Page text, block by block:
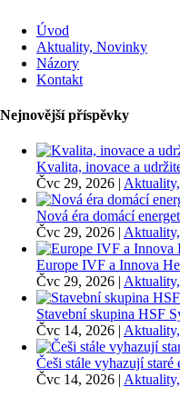
Úvod
Aktuality, Novinky
Názory
Kontakt
Nejnovější příspěvky
Kvalita, inovace a
Čvc 29, 2026 |
Nová éra domácí
Čvc 29, 2026 |
Europe IVF a Innova
Čvc 29, 2026 |
Stavební skupina HSF
Čvc 14, 2026 |
Češi stále vyhazují
Čvc 14, 2026 |